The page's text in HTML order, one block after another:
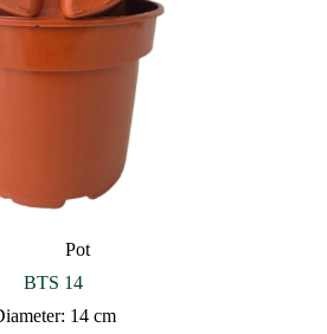
Pot
BTS 14
14 cm